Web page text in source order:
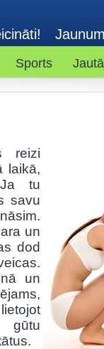
Sports
reizi
laikā,
tu
savu
un
dod
un